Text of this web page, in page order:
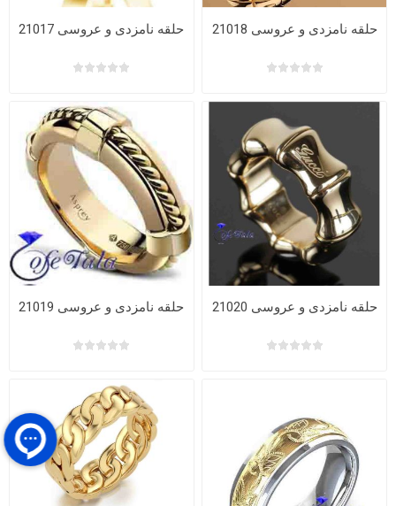
حلقه نامزدی و عروسی 21017 حلقه نامزدی و عروسی 21018
حلقه نامزدی و عروسی 21019 حلقه نامزدی و عروسی 21020